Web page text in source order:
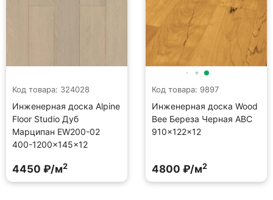
Код товара: 324028
Инженерная доска Alpine
Floor Studio Дуб
Марципан EW200-02
400-1200×145×12
4450 ₽/м2
Код товара: 9897
Инженерная доска Wood
Bee Береза Черная ABC
910×122×12
4800 ₽/м2